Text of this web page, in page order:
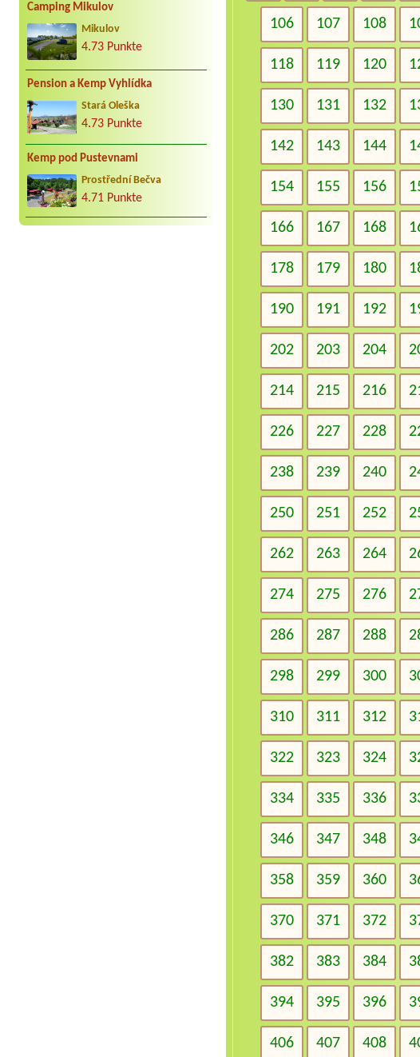
Camping Mikulov
Mikulov
4.73 Punkte
Pension a Kemp Vyhlídka
Stará Oleška
4.73 Punkte
Kemp pod Pustevnami
Prostřední Bečva
4.71 Punkte
106 107 108
118 119 120
130 131 132
142 143 144
154 155 156
166 167 168
178 179 180
190 191 192
202 203 204
214 215 216
226 227 228
238 239 240
250 251 252
262 263 264
274 275 276
286 287 288
298 299 300
310 311 312
322 323 324
334 335 336
346 347 348
358 359 360
370 371 372
382 383 384
394 395 396
406 407 408